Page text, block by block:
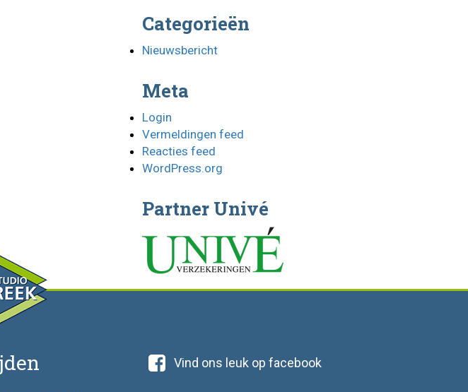
Categorieën
Nieuwsbericht
Meta
Login
Vermeldingen feed
Reacties feed
WordPress.org
Partner Univé
Vind ons leuk op facebook